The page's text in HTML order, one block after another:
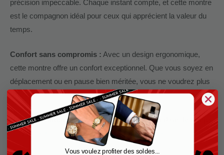
précision impeccable. Chaque instant compte, et cette montre
est le compagnon idéal pour ceux qui apprécient la valeur du
temps.
Confort sans compromis : Avec un design ergonomique,
cette montre offre un confort exceptionnel. Que vous soyez en
déplacement ou en pause bien méritée, vous ne voudrez plus
jamais la quitter de votre poignet.
Une déclaration de style, un investissement dans le temps.
La Montre Hugo Boss HB1513183 Aeroliner Bleu combine
l’esthétique raffinée et la fonctionnalité précise pour créer une
Vous voulez profiter des soldes...